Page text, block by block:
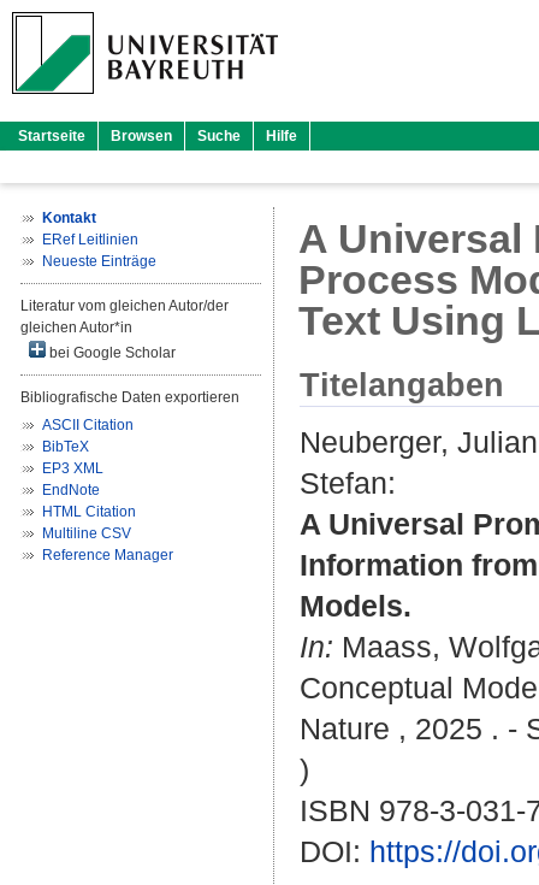
Startseite Browsen Suche Hilfe
Kontakt
ERef Leitlinien
Neueste Einträge
Literatur vom gleichen Autor/der
gleichen Autor*in
bei Google Scholar
Bibliografische Daten exportieren
ASCII Citation
BibTeX
EP3 XML
EndNote
HTML Citation
Multiline CSV
Reference Manager
A Universal
Process
Text Using
Titelangaben
Neuberger, Julian
Stefan:
A Universal
Information
Models.
In: Maass,
Conceptual
Nature , 2025 . -
)
ISBN 978-3-031-
DOI: https://